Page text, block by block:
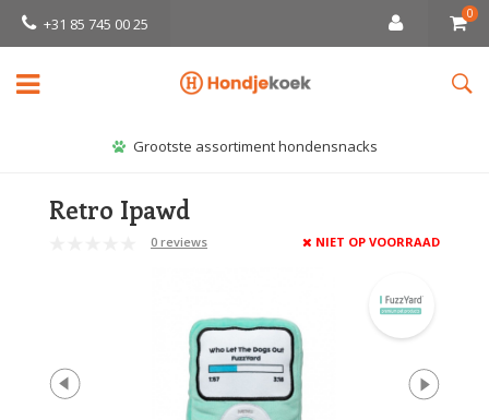
+31 85 745 00 25
0
Grootste assortiment hondensnacks
Retro Ipawd
0 reviews NIET OP VOORRAAD